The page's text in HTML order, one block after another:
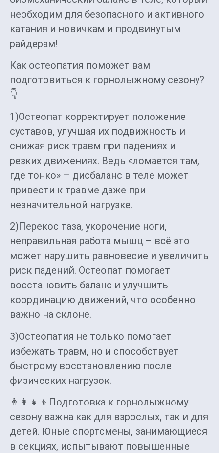
необходим для безопасного и активного
катания и новичкам и продвинутым
райдерам!
Как остеопатия поможет вам
подготовиться к горнолыжному сезону?
👇
1)Остеопат корректирует положение
суставов, улучшая их подвижность и
снижая риск травм при падениях и
резких движениях. Ведь «ломается там,
где тонко» – дисбаланс в теле может
привести к травме даже при
незначительной нагрузке.
2)Перекос таза, укорочение ноги,
неправильная работа мышц – всё это
может нарушить равновесие и увеличить
риск падений. Остеопат помогает
восстановить баланс и улучшить
координацию движений, что особенно
важно на склоне.
3)Остеопатия не только помогает
избежать травм, но и способствует
быстрому восстановлению после
физических нагрузок.
👨‍👩‍👧‍👦Подготовка к горнолыжному
сезону важна как для взрослых, так и для
детей. Юные спортсмены, занимающиеся
в секциях, испытывают повышенные